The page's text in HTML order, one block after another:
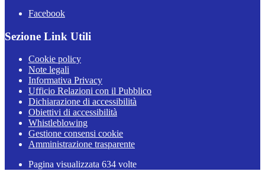
Facebook
Sezione Link Utili
Cookie policy
Note legali
Informativa Privacy
Ufficio Relazioni con il Pubblico
Dichiarazione di accessibilità
Obiettivi di accessibilità
Whistleblowing
Gestione consensi cookie
Amministrazione trasparente
Pagina visualizzata 634 volte